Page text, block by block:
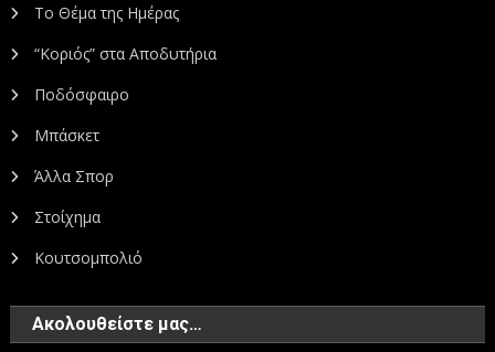
Το Θέμα της Ημέρας
“Κοριός” στα Αποδυτήρια
Ποδόσφαιρο
Μπάσκετ
Άλλα Σπορ
Στοίχημα
Κουτσομπολιό
Ακολουθείστε μας…